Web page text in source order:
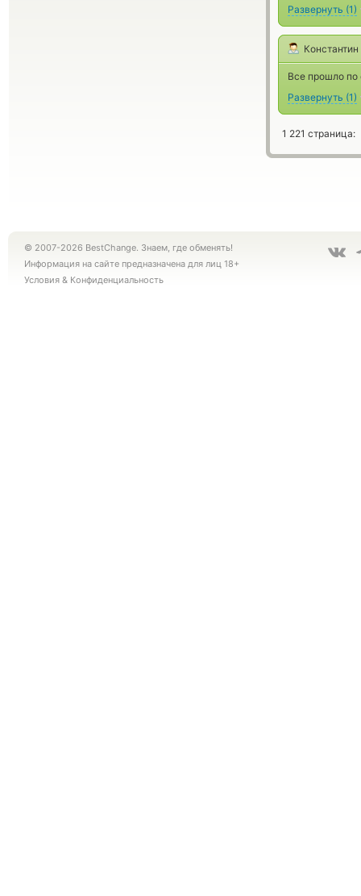
Развернуть (1)
Константин
Все прошло по
Развернуть (1)
1 221 страница:
© 2007-2026 BestChange. Знаем, где обменять!
Информация на сайте предназначена для лиц 18+
Условия & Конфиденциальность